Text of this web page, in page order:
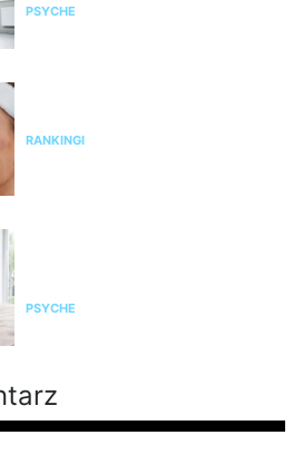
PSYCHE
RANKINGI
PSYCHE